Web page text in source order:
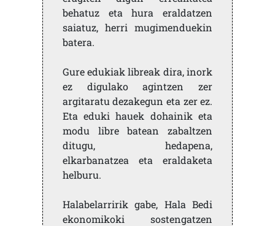
behatuz eta hura eraldatzen
saiatuz, herri mugimenduekin
batera.
Gure edukiak libreak dira, inork
ez digulako agintzen zer
argitaratu dezakegun eta zer ez.
Eta eduki hauek dohainik eta
modu libre batean zabaltzen
ditugu, hedapena,
elkarbanatzea eta eraldaketa
helburu.
Halabelarririk gabe, Hala Bedi
ekonomikoki sostengatzen